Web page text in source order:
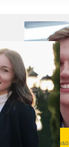
Niek
VWO 6, N&T/N&G